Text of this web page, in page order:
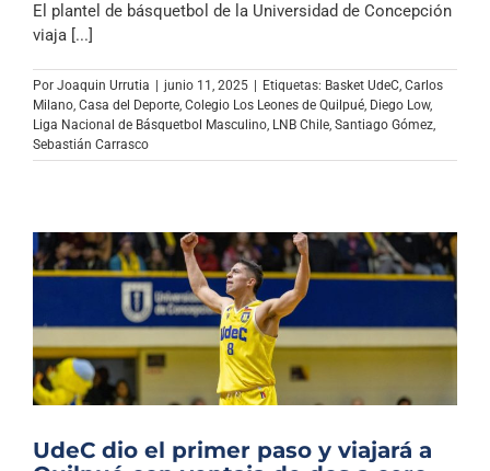
El plantel de básquetbol de la Universidad de Concepción
viaja [...]
Por Joaquin Urrutia junio 11, 2025 Etiquetas: Basket UdeC, Carlos
Milano, Casa del Deporte, Colegio Los Leones de Quilpué, Diego Low,
Liga Nacional de Básquetbol Masculino, LNB Chile, Santiago Gómez,
Sebastián Carrasco
UdeC dio el primer paso y viajará a